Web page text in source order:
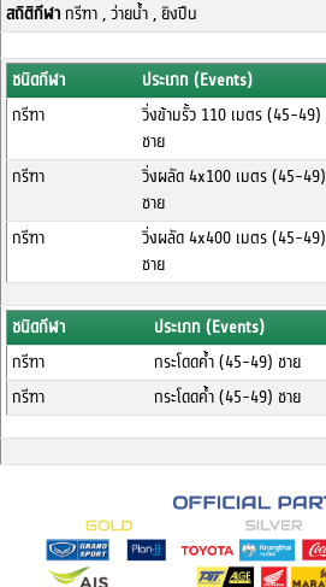
สถิติกีฬากรีฑา , ว่ายน้ำ , ยิงปืน
ชนิดกีฬา ประเภท (Events)
กรีฑา
วิ่งข้ามรั้ว 110 เมตร (45-49)
ชาย
กรีฑา
วิ่งผลัด 4x100 เมตร (45-49)
ชาย
กรีฑา
วิ่งผลัด 4x400 เมตร (45-49)
ชาย
ชนิดกีฬา ประเภท (Events)
กรีฑา
กระโดดค้ำ (45-49) ชาย
กรีฑา
กระโดดค้ำ (45-49) ชาย